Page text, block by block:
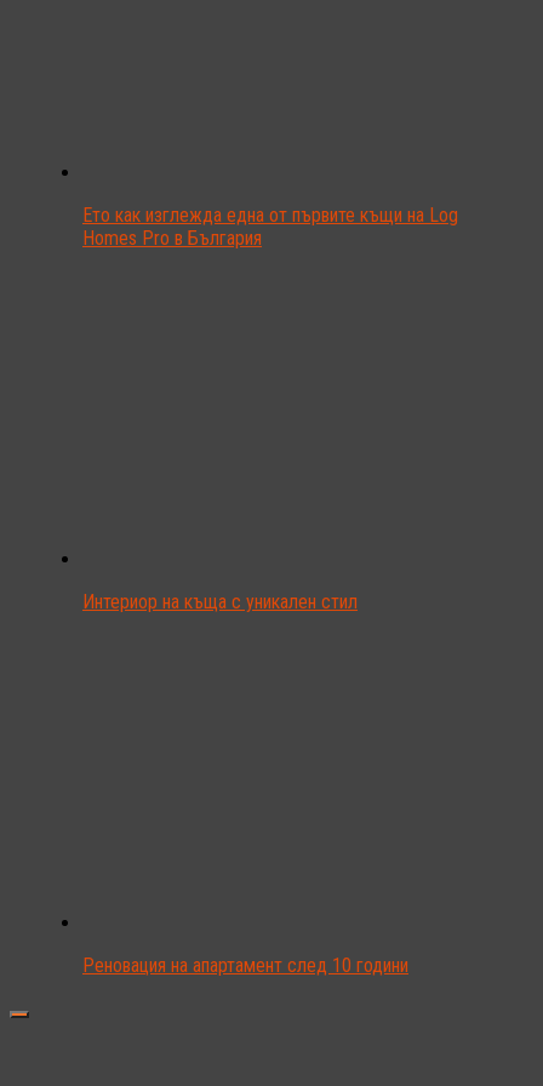
Ето как изглежда една от първите къщи на Log
Homes Pro в България
Интериор на къща с уникален стил
Реновация на апартамент след 10 години